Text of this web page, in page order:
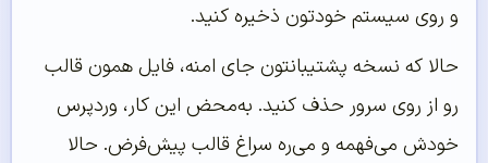
و روی سیستم خودتون ذخیره کنید.
حالا که نسخه پشتیبانتون جای امنه، فایل همون قالب
رو از روی سرور حذف کنید. به‌محض این کار، وردپرس
خودش می‌فهمه و می‌ره سراغ قالب پیش‌فرض. حالا